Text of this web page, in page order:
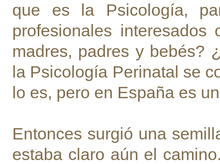
que es la Psicología,
profesionales
madres, padres y bebés?
la Psicología Perinatal se
lo es, pero en España es
Entonces surgió una
estaba claro aún el